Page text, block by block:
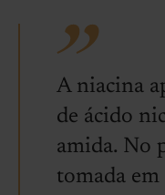
A niacina
de ácido
amida. No
tomada em